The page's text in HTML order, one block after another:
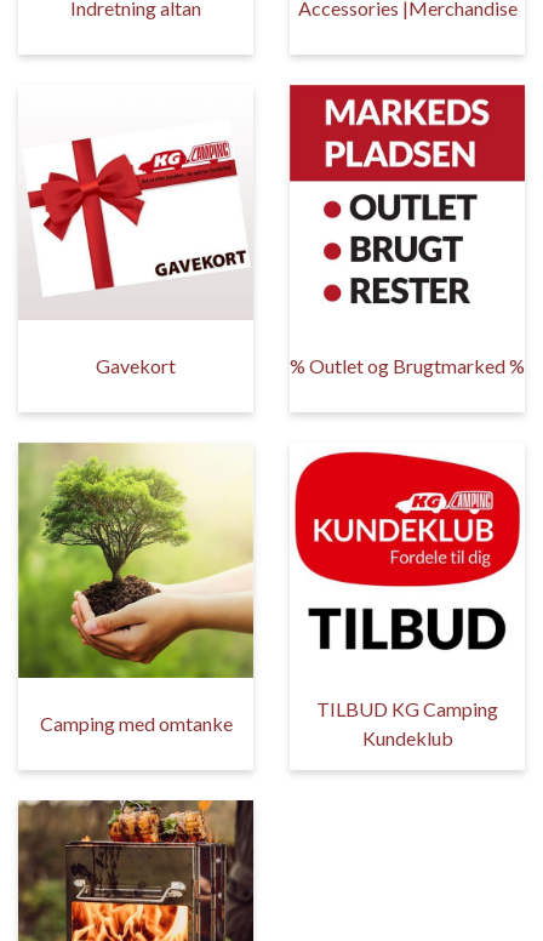
Indretning altan Accessories |Merchandise
Gavekort % Outlet og Brugtmarked %
Camping med omtanke
TILBUD KG Camping
Kundeklub